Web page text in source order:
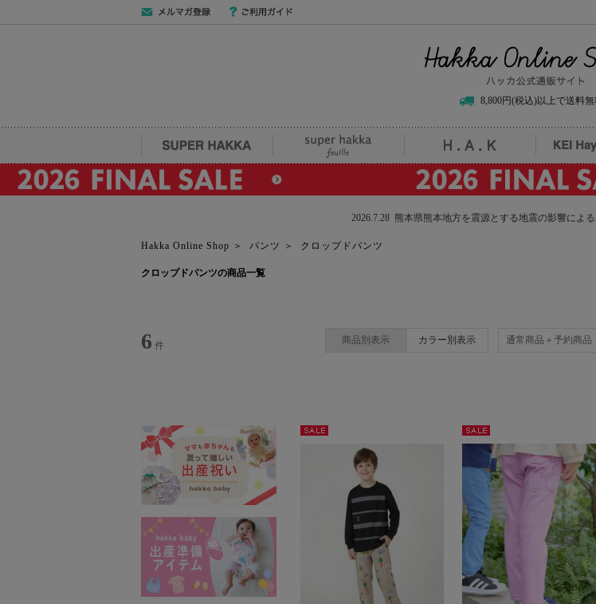
8,800円(税込)以上で送料無
SUPER HAKKA H.A.K KEI
2026.7.28 熊本県熊本地方を震源とする地震の影響によ
Hakka Online Shop ＞ パンツ ＞ クロップドパンツ
クロップドパンツの商品一覧
6 件 商品別表示 カラー別表示 通常商品＋予約商品
セー